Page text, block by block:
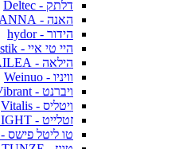
דלתק - Deltec
האנה - HANNA
הידור - hydor
היי טי איי - ATI aquaristik
הילאה - HAILEA
וויניו - Weinuo
ויברנט - Vibrant
ויטליס - Vitalis
זטלייט - ZETLIGHT
טו ליטל פישס - Two Little Fishies